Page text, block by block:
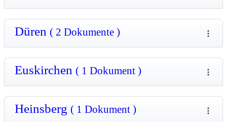
Düren ( 2 Dokumente )
Euskirchen ( 1 Dokument )
Heinsberg ( 1 Dokument )